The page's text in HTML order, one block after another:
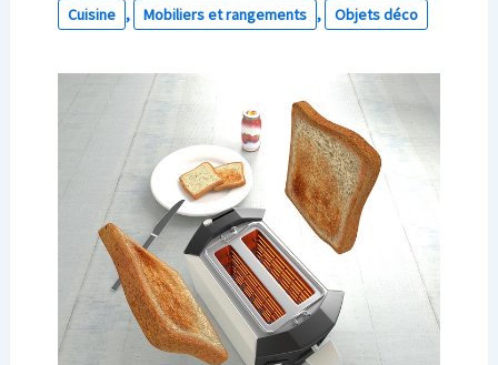
Cuisine , Mobiliers et rangements , Objets déco